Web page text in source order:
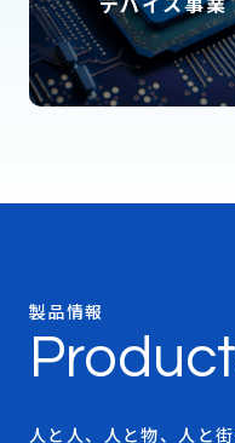
製品情報
人と人、人と物、 人と